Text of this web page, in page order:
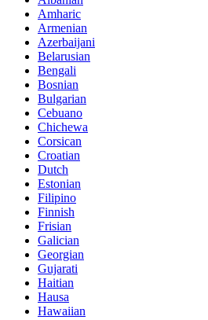
Amharic
Armenian
Azerbaijani
Belarusian
Bengali
Bosnian
Bulgarian
Cebuano
Chichewa
Corsican
Croatian
Dutch
Estonian
Filipino
Finnish
Frisian
Galician
Georgian
Gujarati
Haitian
Hausa
Hawaiian